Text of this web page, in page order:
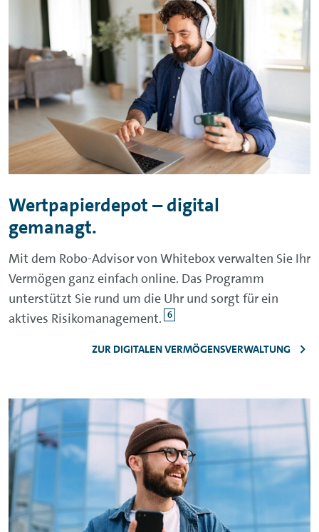
Wertpapierdepot – digital
gemanagt.
Mit dem Robo-Advisorvon Whiteboxverwalten Sie Ihr
Vermögen ganz einfach online. Das Programm
unterstützt Sie rund um die Uhr und sorgt für ein
aktives Risikomanagement. 6
ZUR DIGITALEN VERMÖGENSVERWALTUNG